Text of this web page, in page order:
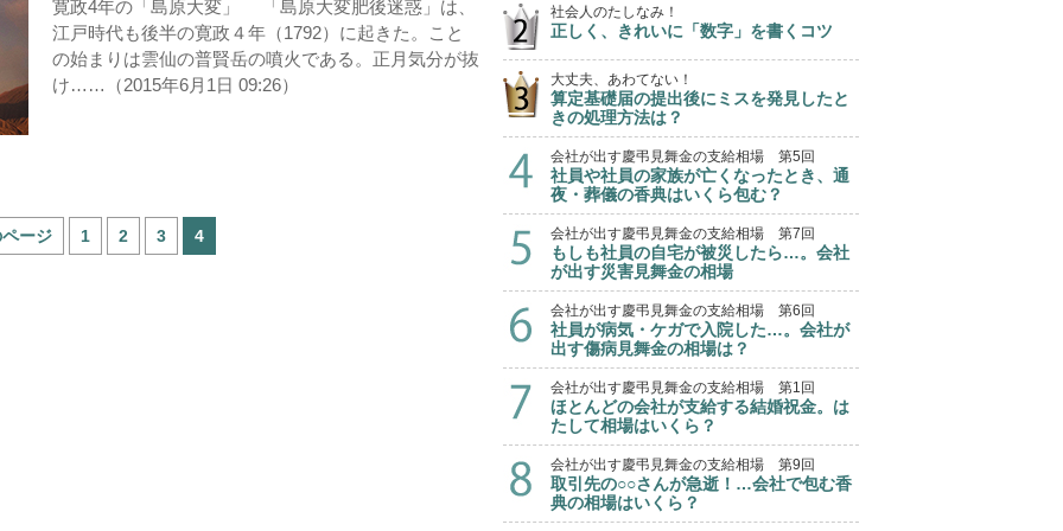
寛政4年の「島原大変」 「島原大変肥後迷惑」は、
江戸時代も後半の寛政４年（1792）に起きた。こと
の始まりは雲仙の普賢岳の噴火である。正月気分が抜
け……（2015年6月1日 09:26）
ージ 1 2 3 4
社会人のたしなみ！
正しく、きれいに「数字」を書くコツ
大丈夫、あわてない！
算定基礎届の提出後にミスを発見したと
きの処理方法は？
会社が出す慶弔見舞金の支給相場 第5回
社員や社員の家族が亡くなったとき、通
夜・葬儀の香典はいくら包む？
会社が出す慶弔見舞金の支給相場 第7回
もしも社員の自宅が被災したら…。会社
が出す災害見舞金の相場
会社が出す慶弔見舞金の支給相場 第6回
社員が病気・ケガで入院した…。会社が
出す傷病見舞金の相場は？
会社が出す慶弔見舞金の支給相場 第1回
ほとんどの会社が支給する結婚祝金。は
たして相場はいくら？
会社が出す慶弔見舞金の支給相場 第9回
取引先の○○さんが急逝！…会社で包む香
典の相場はいくら？